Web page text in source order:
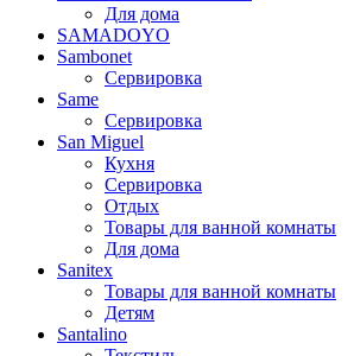
Для дома
SAMADOYO
Sambonet
Сервировка
Same
Сервировка
San Miguel
Кухня
Сервировка
Отдых
Товары для ванной комнаты
Для дома
Sanitex
Товары для ванной комнаты
Детям
Santalino